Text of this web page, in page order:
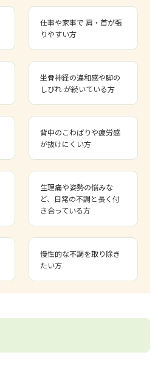
仕事や家事で 肩・首が張
りやすい方
坐骨神経の違和感や脚の
しびれ が続いている方
背中のこわばりや疲労感
が抜けにくい方
生理痛や姿勢の悩みな
ど、日常の不調と長く付
き合っている方
慢性的な不調を取り除き
たい方